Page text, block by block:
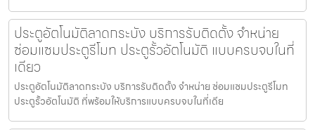
ประตูอัตโนมัติลาดกระบัง บริการรับติดตั้ง จำหน่าย
ซ่อมแซมประตูรีโมท ประตูรั้วอัตโนมัติ แบบครบจบในที่
เดียว
ประตูอัตโนมัติลาดกระบัง บริการรับติดตั้ง จำหน่าย ซ่อมแซมประตูรีโมท
ประตูรั้วอัตโนมัติ ที่พร้อมให้บริการแบบครบจบในที่เดีย